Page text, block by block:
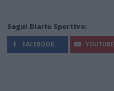
Segui Diario Sportivo:
FACEBOOK YOUTUBE